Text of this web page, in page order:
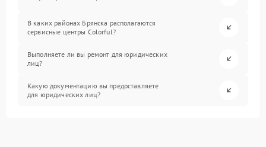
В каких районах Брянска располагаются
сервисные центры Colorful?
Выполняете ли вы ремонт для юридических
лиц?
Какую документацию вы предоставляете
для юридических лиц?